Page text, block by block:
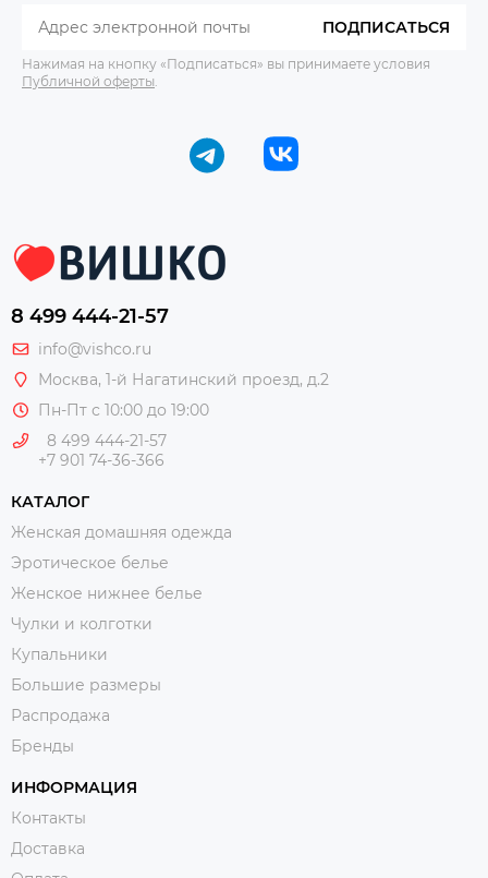
ПОДПИСАТЬСЯ
Нажимая на кнопку «Подписаться» вы принимаете условия
Публичной оферты
8 499 444-21-57
info@vishco.ru
Москва, 1-й Нагатинский проезд, д.2
Пн-Пт с 10:00 до 19:00
8 499 444-21-57
+7 901 74-36-366
КАТАЛОГ
Женская домашняя одежда
Эротическое белье
Женское нижнее белье
Чулки и колготки
Купальники
Большие размеры
Распродажа
Бренды
ИНФОРМАЦИЯ
Контакты
Доставка